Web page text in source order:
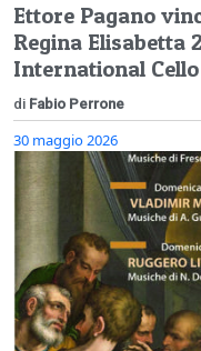
Ettore Pagano
Regina Elisabetta
International
di Fabio Perrone
30 maggio 2026